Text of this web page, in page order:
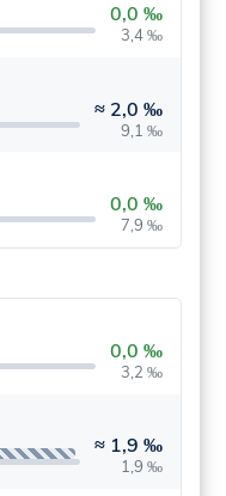
0,0 ‰
3,4 ‰
≈ 2,0 ‰
9,1 ‰
0,0 ‰
7,9 ‰
0,0 ‰
3,2 ‰
≈ 1,9 ‰
1,9 ‰